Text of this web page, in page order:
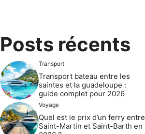
Posts récents
Transport
Transport bateau entre les
saintes et la guadeloupe :
guide complet pour 2026
Voyage
Quel est le prix d’un ferry entre
Saint-Martin et Saint-Barth en